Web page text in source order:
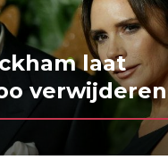
laat
verwijderen